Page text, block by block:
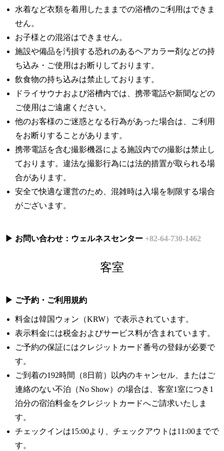
水着など衣類を着用したままでの浴槽のご利用はできま
せん。
お子様との混浴はできません。
施設や備品を汚損する恐れのあるヘアカラー剤などの持
ち込み・ご使用はお断りしております。
飲食物の持ち込みは禁止しております。
ドライサウナおよび浴槽内では、携帯電話や新聞などの
ご使用はご遠慮ください。
他のお客様のご迷惑となる行為があった場合は、ご利用
をお断りすることがあります。
携帯電話を含む撮影機器による施設内での撮影は禁止し
ております。違法な撮影行為には法的措置が取られる場
合があります。
安全で快適な運営のため、混雑時は入場を制限する場合
がございます。
▶ お問い合わせ：ウェルネスセンター +82-64-730-1462
客室
▶ ご予約・ご利用規約
料金は韓国ウォン（KRW）で表示されています。
表示料金には税金およびサービス料が含まれています。
ご予約の保証にはクレジットカード番号の登録が必要で
す。
ご到着の192時間（8日前）以内のキャンセル、またはご
連絡のない不泊（No Show）の場合は、客室1室につき1
泊分の宿泊料金をクレジットカードへご請求いたしま
す。
チェックインは15:00より、チェックアウトは11:00までで
す。